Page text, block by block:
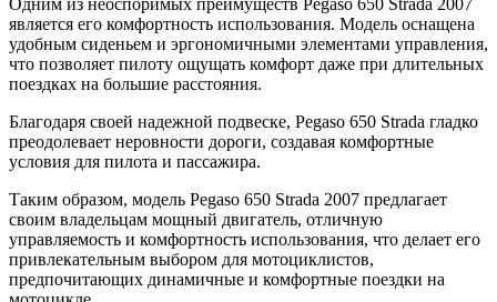
Одним из неоспоримых преимуществ Pegaso 650 Strada 2007
является его комфортность использования. Модель оснащена
удобным сиденьем и эргономичными элементами управления,
что позволяет пилоту ощущать комфорт даже при длительных
поездках на большие расстояния.
Благодаря своей надежной подвеске, Pegaso 650 Strada гладко
преодолевает неровности дороги, создавая комфортные
условия для пилота и пассажира.
Таким образом, модель Pegaso 650 Strada 2007 предлагает
своим владельцам мощный двигатель, отличную
управляемость и комфортность использования, что делает его
привлекательным выбором для мотоциклистов,
предпочитающих динамичные и комфортные поездки на